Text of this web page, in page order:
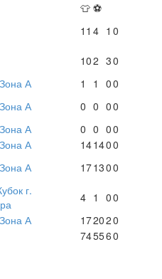
👕 ⚽
11 4 1 0
102 30
А 1 1 00
А 0 0 00
А 0 0 00
А 141400
А 171300
г.
4 1 00
А 172020
745560